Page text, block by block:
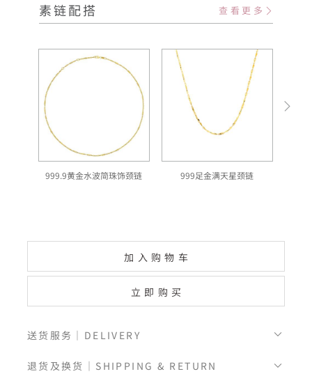
素链配搭 查看更多
999.9黄金水波简珠饰颈链 999足金满天星颈链
加入购物车
立即购买
送货服务｜DELIVERY
退货及换货｜SHIPPING & RETURN